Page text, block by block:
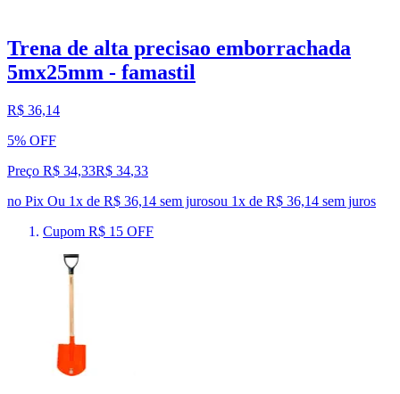
Trena de alta precisao emborrachada
5mx25mm - famastil
R$ 36,14
5% OFF
Preço R$ 34,33R$ 34,33
no Pix Ou 1x de R$ 36,14 sem jurosou 1x de R$ 36,14 sem juros
Cupom R$ 15 OFF